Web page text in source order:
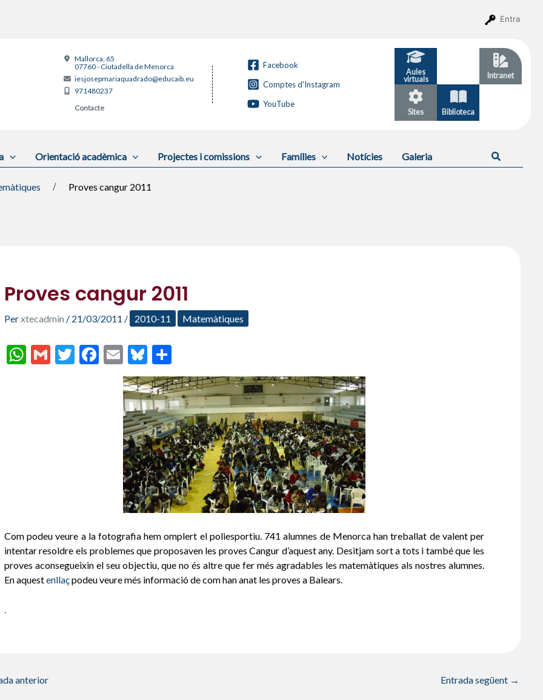
Entra
Mallorca, 65
07760 - Ciutadella de Menorca
iesjosepmariaquadrado@educaib.eu
971480237
Contacte
Facebook
Comptes d'Instagram
YouTube
Aules
virtuals
Intranet
Sites Biblioteca
Orientació acadèmica Projectes i comissions Famílies Notícies Galeria Cerca
Proves cangur 2011
Proves cangur 2011
Perxtecadmin / 21/03/2011 / 2010-11 Matemàtiques
WG T F E
m
ai
l
Bl
u
es
ky
C
o
m
p
ar
te
ix
Com podeu veure a la fotografia hem omplert el poliesportiu. 741 alumnes de Menorca han treballat de valent per
intentar resoldre els problemes que proposaven les proves Cangur d’aquest any. Desitjam sort a tots i també que les
proves aconsegueixin el seu objectiu, que no és altre que fer més agradables les matemàtiques als nostres alumnes.
En aquestenllaçpodeu veure més informació de com han anat les proves a Balears.
.
anterior Entrada següent →